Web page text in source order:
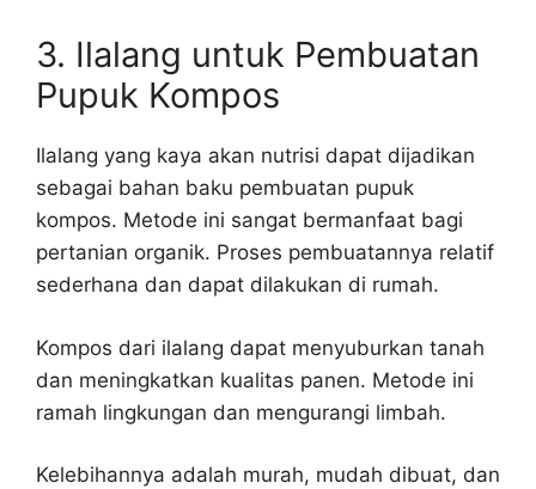
3. Ilalang untuk Pembuatan
Pupuk Kompos
Ilalang yang kaya akan nutrisi dapat dijadikan
sebagai bahan baku pembuatan pupuk
kompos. Metode ini sangat bermanfaat bagi
pertanian organik. Proses pembuatannya relatif
sederhana dan dapat dilakukan di rumah.
Kompos dari ilalang dapat menyuburkan tanah
dan meningkatkan kualitas panen. Metode ini
ramah lingkungan dan mengurangi limbah.
Kelebihannya adalah murah, mudah dibuat, dan